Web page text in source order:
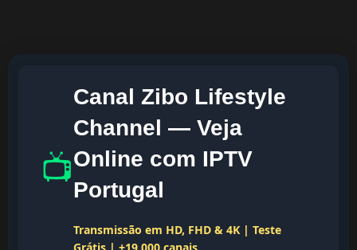
📺
Canal Zibo Lifestyle
Channel — Veja
Online com IPTV
Portugal
Transmissão em HD, FHD & 4K | Teste
Grátis | +19.000 canais